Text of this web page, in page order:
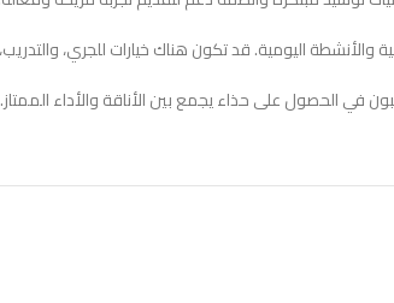
في الحصول على حذاء يجمع بين الأناقة والأداء الممتاز.